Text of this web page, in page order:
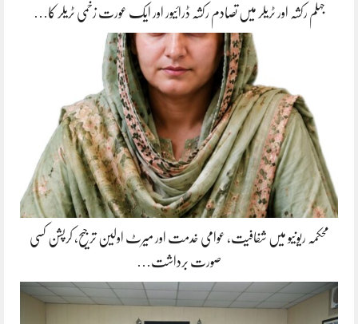
جہلم رکشہ اور ٹریلر میں تصادم رکشہ ڈرائیور اور ایک عورت زخمی ٹریلر کا…
محکمہ ریونیو میں شفافیت، عوامی خدمت اور میرٹ اولین ترجیح، کرپشن کسی
صورت برداشت…